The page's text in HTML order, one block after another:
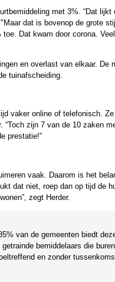
met 3%. “Dat
dat is bovenop de grote
Dat kwam door corona.
en overlast van elkaar. De
tuinafscheiding.
vaker online of telefonisch.
“Toch zijn 7 van de 10 zaken
prestatie!”
vaak. Daarom is het
dat niet, roep dan op tijd de
zegt Herder.
van de gemeenten biedt
bemiddelaars die
en zonder